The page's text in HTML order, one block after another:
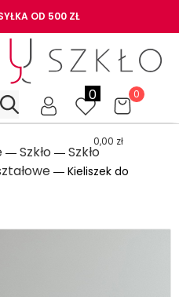
OD 500 ZŁ
0 0
0,00 zł
― Szkło ― Szkło
― Kieliszek do